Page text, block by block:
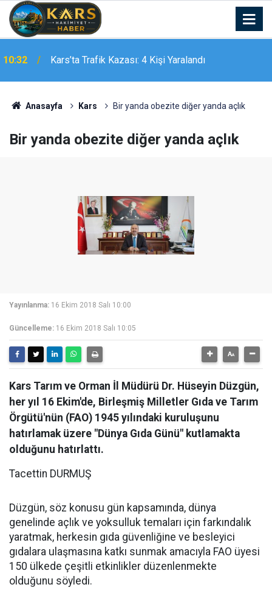
10:19 Alanyaspor, Erzurum kampını tamamladı
Anasayfa Kars Bir yanda obezite diğer yanda açlık
Bir yanda obezite diğer yanda açlık
Yayınlanma: 16 Ekim 2018 Salı 10:00
Güncelleme: 16 Ekim 2018 Salı 10:05
Kars Tarım ve Orman İl Müdürü Dr. Hüseyin Düzgün,
her yıl 16 Ekim'de, Birleşmiş Milletler Gıda ve Tarım
Örgütü'nün (FAO) 1945 yılındaki kuruluşunu
hatırlamak üzere "Dünya Gıda Günü" kutlamakta
olduğunu hatırlattı.
Tacettin DURMUŞ
Düzgün, söz konusu gün kapsamında, dünya
genelinde açlık ve yoksulluk temaları için farkındalık
yaratmak, herkesin gıda güvenliğine ve besleyici
gıdalara ulaşmasına katkı sunmak amacıyla FAO üyesi
150 ülkede çeşitli etkinlikler düzenlenmekte
olduğunu söyledi.